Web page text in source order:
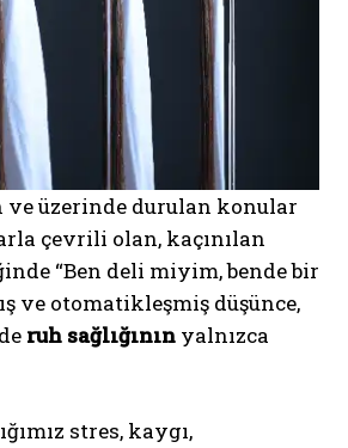
ve üzerinde durulan konular
çevrili olan, kaçınılan
“Ben deli miyim, bende bir
ve otomatikleşmiş düşünce,
ruh sağlığının yalnızca
stres, kaygı,